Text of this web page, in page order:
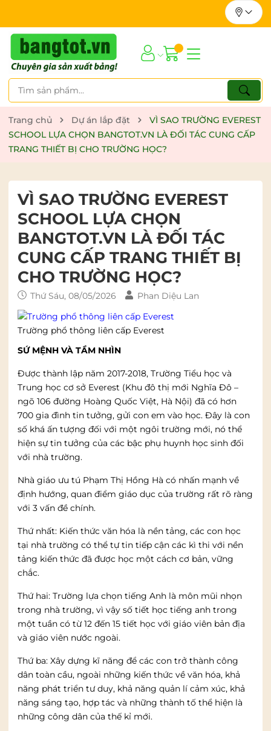
Trang chủ Dự án lắp đặt
VÌ SAO TRƯỜNG EVEREST
SCHOOL LỰA CHỌN BANGTOT.VN LÀ ĐỐI TÁC CUNG CẤP
TRANG THIẾT BỊ CHO TRƯỜNG HỌC?
VÌ SAO TRƯỜNG EVEREST
SCHOOL LỰA CHỌN
BANGTOT.VN LÀ ĐỐI TÁC
CUNG CẤP TRANG THIẾT BỊ
CHO TRƯỜNG HỌC?
Thứ Sáu, 08/05/2026 Phan Diệu Lan
Trường phổ thông liên cấp Everest
SỨ MỆNH VÀ TẦM NHÌN
Được thành lập năm 2017-2018, Trường Tiểu học và
Trung học cơ sở Everest (Khu đô thị mới Nghĩa Đô –
ngõ 106 đường Hoàng Quốc Việt, Hà Nội) đã có hơn
700 gia đình tin tưởng, gửi con em vào học. Đây là con
số khá ấn tượng đối với một ngôi trường mới, nó thể
hiện sự tin tưởng của các bậc phụ huynh học sinh đối
với nhà trường.
Nhà giáo ưu tú Phạm Thị Hồng Hà có nhấn mạnh về
định hướng, quan điểm giáo dục của trường rất rõ ràng
với 3 vấn đề chính.
Thứ nhất: Kiến thức văn hóa là nền tảng, các con học
tại nhà trường có thể tự tin tiếp cận các kì thi với nền
tảng kiến thức đã được học một cách cơ bản, vững
chắc.
Thứ hai: Trường lựa chọn tiếng Anh là môn mũi nhọn
trong nhà trường, vì vậy số tiết học tiếng anh trong
một tuần có từ 12 đến 15 tiết học với giáo viên bản địa
và giáo viên nước ngoài.
Thứ ba: Xây dựng kĩ năng để các con trở thành công
dân toàn cầu, ngoài những kiến thức về văn hóa, khả
năng phát triển tư duy, khả năng quản lí cảm xúc, khả
năng sáng tạo, hợp tác và những thành tố thể hiện là
những công dân của thế kỉ mới.